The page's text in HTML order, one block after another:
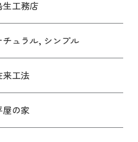
生工務店
チュラル, シンプル
来工法
屋の家